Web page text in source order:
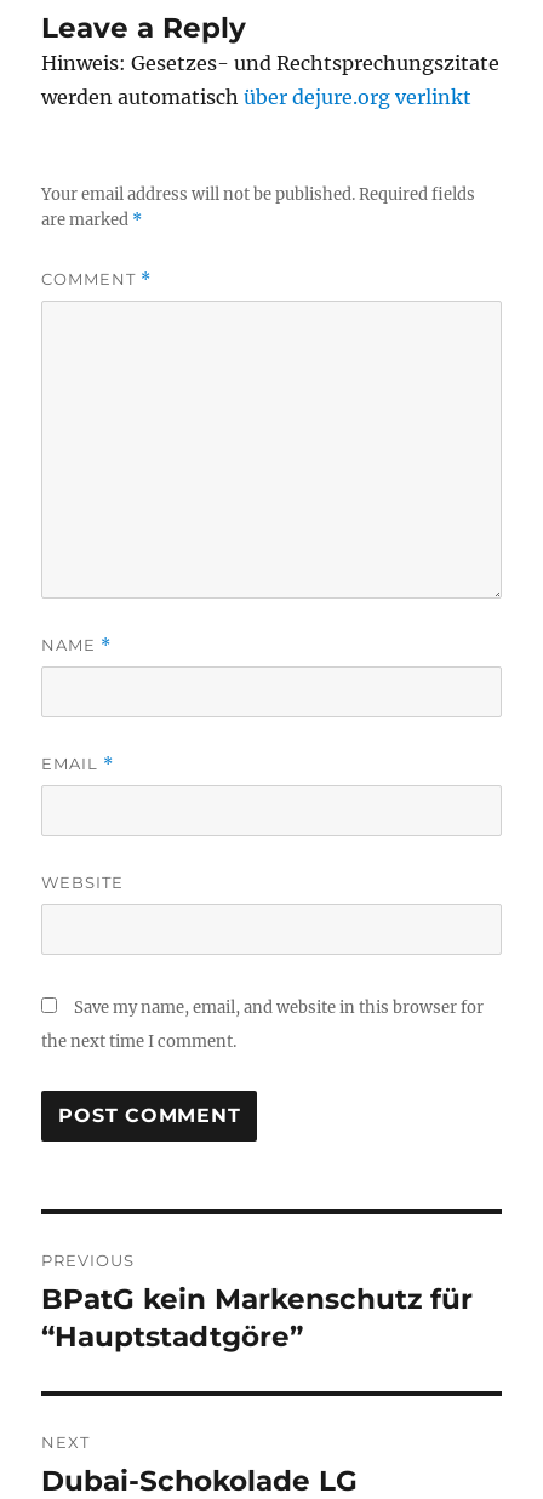
Leave a Reply
Hinweis: Gesetzes- und Rechtsprechungszitate
werden automatischüber dejure.org verlinkt
Your email address will not be published. Required fields
are marked *
COMMENT *
NAME *
EMAIL *
WEBSITE
Save my name, email, and website in this browser for
the next time I comment.
navigation
PREVIOUS
Previous
post:
BPatG kein Markenschutz für
“Hauptstadtgöre”
NEXT
Next
Dubai-Schokolade LG